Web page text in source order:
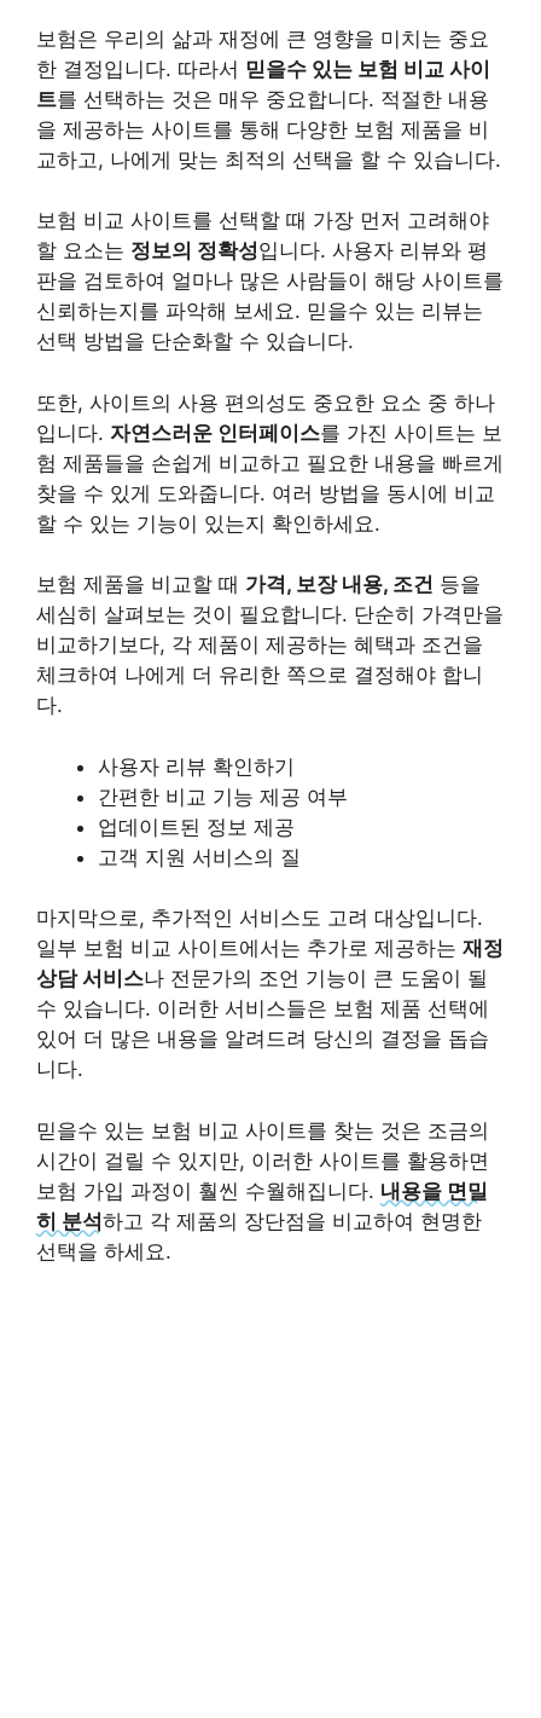
보험은 우리의 삶과 재정에 큰 영향을 미치는 중요
한 결정입니다. 따라서 믿을수 있는 보험 비교 사이
트를 선택하는 것은 매우 중요합니다. 적절한 내용
을 제공하는 사이트를 통해 다양한 보험 제품을 비
교하고, 나에게 맞는 최적의 선택을 할 수 있습니다.
보험 비교 사이트를 선택할 때 가장 먼저 고려해야
할 요소는 정보의 정확성입니다. 사용자 리뷰와 평
판을 검토하여 얼마나 많은 사람들이 해당 사이트를
신뢰하는지를 파악해 보세요. 믿을수 있는 리뷰는
선택 방법을 단순화할 수 있습니다.
또한, 사이트의 사용 편의성도 중요한 요소 중 하나
입니다. 자연스러운 인터페이스를 가진 사이트는 보
험 제품들을 손쉽게 비교하고 필요한 내용을 빠르게
찾을 수 있게 도와줍니다. 여러 방법을 동시에 비교
할 수 있는 기능이 있는지 확인하세요.
보험 제품을 비교할 때 가격, 보장 내용, 조건 등을
세심히 살펴보는 것이 필요합니다. 단순히 가격만을
비교하기보다, 각 제품이 제공하는 혜택과 조건을
체크하여 나에게 더 유리한 쪽으로 결정해야 합니
다.
사용자 리뷰 확인하기
간편한 비교 기능 제공 여부
업데이트된 정보 제공
고객 지원 서비스의 질
마지막으로, 추가적인 서비스도 고려 대상입니다.
일부 보험 비교 사이트에서는 추가로 제공하는 재정
상담 서비스나 전문가의 조언 기능이 큰 도움이 될
수 있습니다. 이러한 서비스들은 보험 제품 선택에
있어 더 많은 내용을 알려드려 당신의 결정을 돕습
니다.
믿을수 있는 보험 비교 사이트를 찾는 것은 조금의
시간이 걸릴 수 있지만, 이러한 사이트를 활용하면
보험 가입 과정이 훨씬 수월해집니다. 내용을 면밀
히 분석하고 각 제품의 장단점을 비교하여 현명한
선택을 하세요.